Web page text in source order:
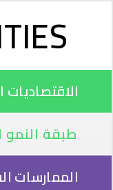
الاقتصاديات
طبقة النمو
الممارسات